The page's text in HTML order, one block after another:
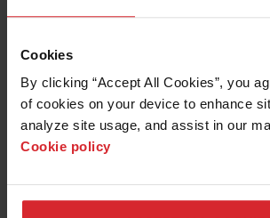
Cookies
By clicking “Accept All Cookies”, you
of cookies on your device to enhance
analyze site usage, and assist in our
Cookie policy
Plate Saver あり
部品 29 個、実使用率 65%